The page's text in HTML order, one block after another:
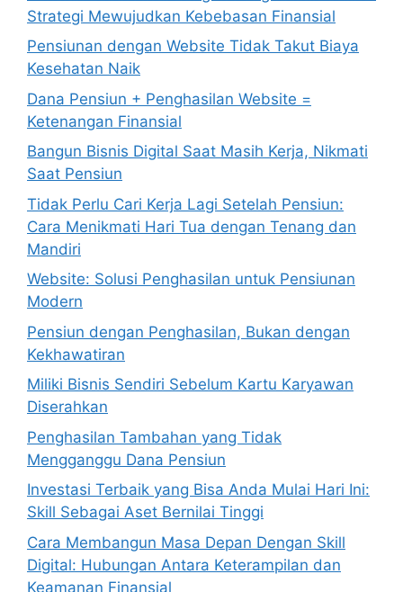
Strategi Mewujudkan Kebebasan Finansial
Pensiunan dengan Website Tidak Takut Biaya
Kesehatan Naik
Dana Pensiun + Penghasilan Website =
Ketenangan Finansial
Bangun Bisnis Digital Saat Masih Kerja, Nikmati
Saat Pensiun
Tidak Perlu Cari Kerja Lagi Setelah Pensiun:
Cara Menikmati Hari Tua dengan Tenang dan
Mandiri
Website: Solusi Penghasilan untuk Pensiunan
Modern
Pensiun dengan Penghasilan, Bukan dengan
Kekhawatiran
Miliki Bisnis Sendiri Sebelum Kartu Karyawan
Diserahkan
Penghasilan Tambahan yang Tidak
Mengganggu Dana Pensiun
Investasi Terbaik yang Bisa Anda Mulai Hari Ini:
Skill Sebagai Aset Bernilai Tinggi
Cara Membangun Masa Depan Dengan Skill
Digital: Hubungan Antara Keterampilan dan
Keamanan Finansial